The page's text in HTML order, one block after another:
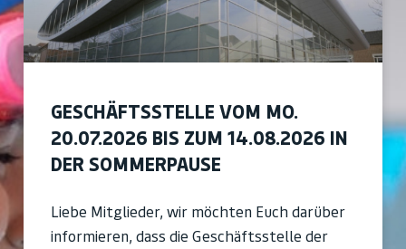
GESCHÄFTSSTELLE VOM MO.
20.07.2026 BIS ZUM 14.08.2026 IN
DER SOMMERPAUSE
Liebe Mitglieder, wir möchten Euch darüber
informieren, dass die Geschäftsstelle der